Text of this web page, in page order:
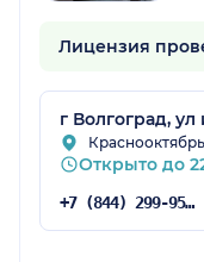
Лицензия
г Волгоград,
Открыто до
+7 (844) 299-95-05